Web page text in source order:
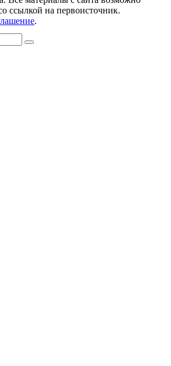
ссылкой на первоисточник.
.
Search